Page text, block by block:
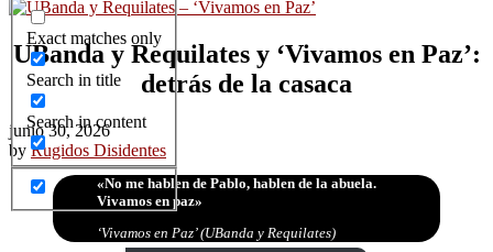
Exact matches only
Search in title
Search in content
UBanda y Requilates y ‘Vivamos en Paz’:
detrás de la casaca
junio 30, 2026
by Rugidos Disidentes
«No me hablen de Pablo, hablen de la abuela.
Vivamos en paz»
‘Vivamos en Paz’ (UBanda y Requilates)